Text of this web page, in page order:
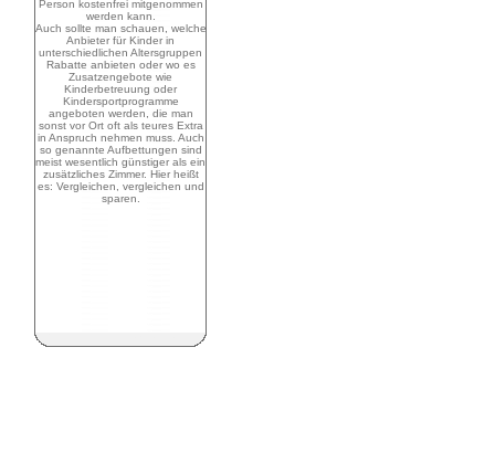
Person kostenfrei mitgenommen
werden kann.
Auch sollte man schauen, welche
Anbieter für Kinder in
unterschiedlichen Altersgruppen
Rabatte anbieten oder wo es
Zusatzengebote wie
Kinderbetreuung oder
Kindersportprogramme
angeboten werden, die man
sonst vor Ort oft als teures Extra
in Anspruch nehmen muss. Auch
so genannte Aufbettungen sind
meist wesentlich günstiger als ein
zusätzliches Zimmer. Hier heißt
es: Vergleichen, vergleichen und
sparen.